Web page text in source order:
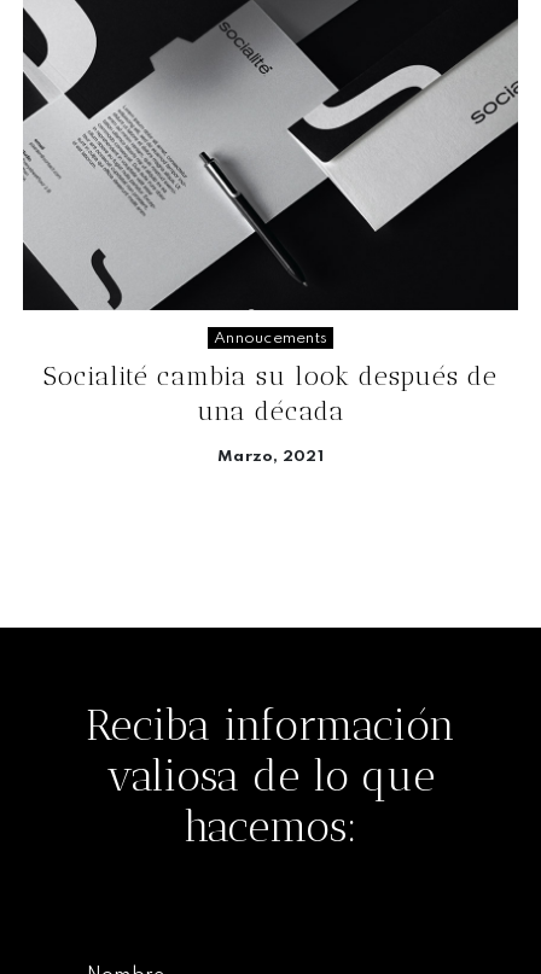
Annoucements
Socialité cambia su look después de
una década
Marzo, 2021
Reciba información
valiosa de lo que
hacemos: